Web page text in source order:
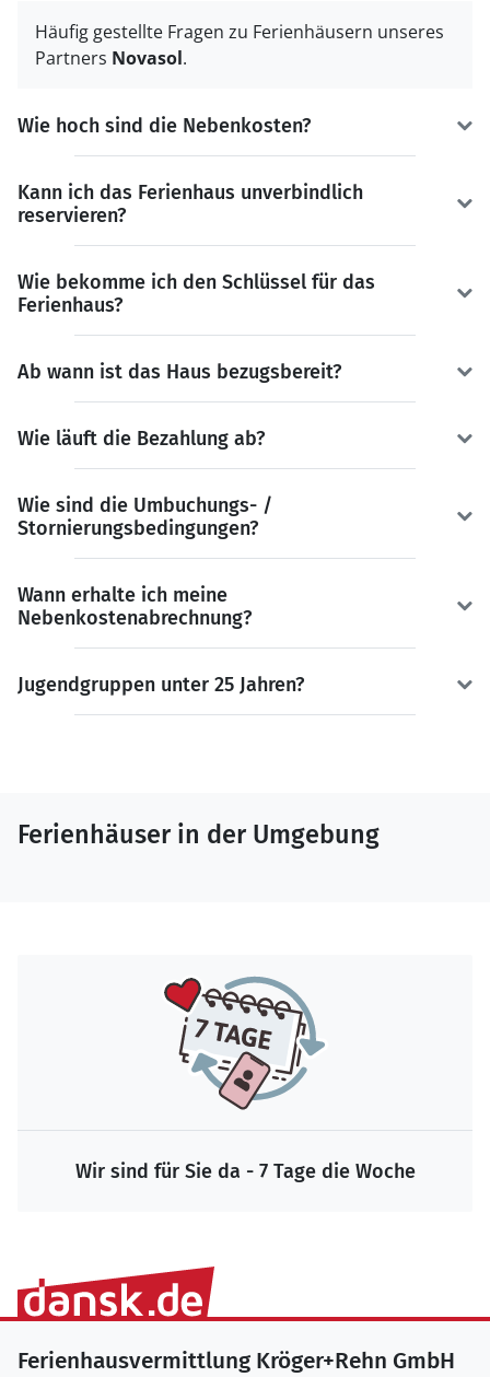
Häufig gestellte Fragen zu Ferienhäusern unseres
Partners Novasol.
Wie hoch sind die Nebenkosten?
Kann ich das Ferienhaus unverbindlich
reservieren?
Wie bekomme ich den Schlüssel für das
Ferienhaus?
Ab wann ist das Haus bezugsbereit?
Wie läuft die Bezahlung ab?
Wie sind die Umbuchungs- /
Stornierungsbedingungen?
Wann erhalte ich meine
Nebenkostenabrechnung?
Jugendgruppen unter 25 Jahren?
Ferienhäuser in der Umgebung
Wir sind für Sie da - 7 Tage die Woche
Ferienhausvermittlung Kröger+Rehn GmbH